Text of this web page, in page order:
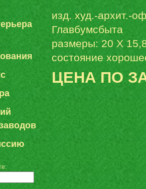
изд. худ.-архит.-
Главбумсбыта
размеры: 20 Х
состояние
ЦЕНА ПО